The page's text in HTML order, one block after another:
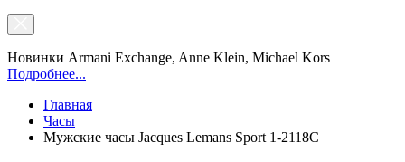
Новинки Armani Exchange, Anne Klein, Michael Kors
Подробнее...
Главная
Часы
Мужские часы Jacques Lemans Sport 1-2118C